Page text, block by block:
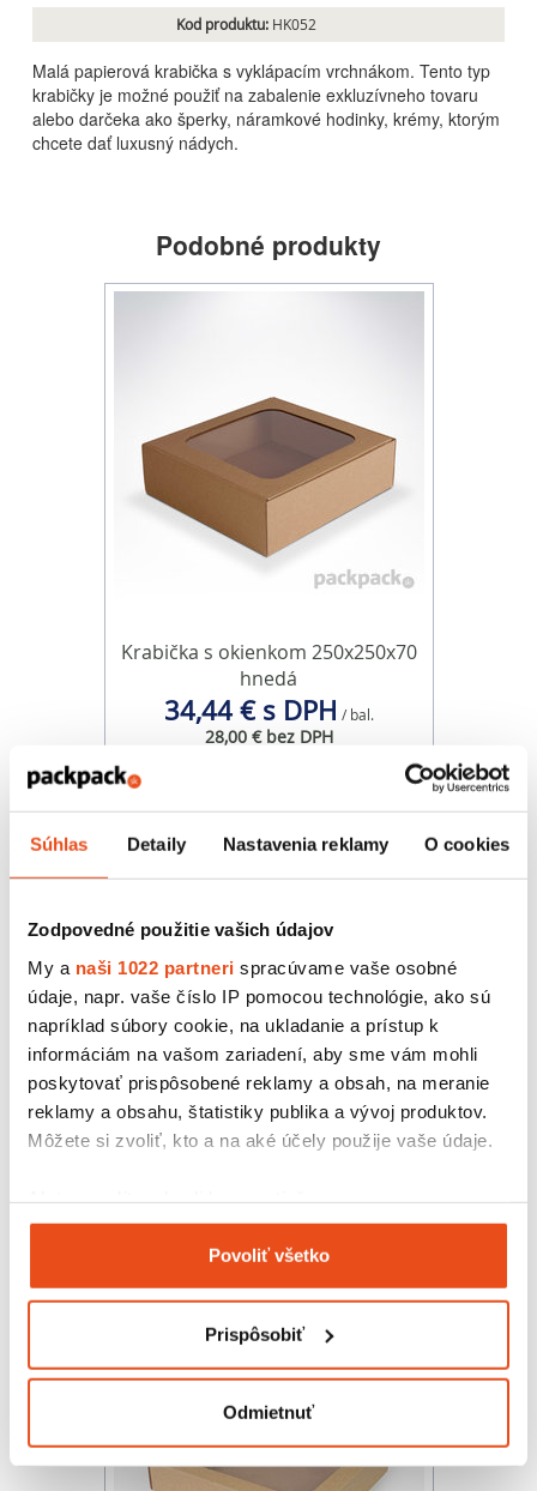
Súhlas Detaily Nastavenia reklamy O cookies
Zodpovedné použitie vašich údajov
My a naši 1022 partneri spracúvame vaše osobné
údaje, napr. vaše číslo IP pomocou technológie, ako sú
napríklad súbory cookie, na ukladanie a prístup k
informáciám na vašom zariadení, aby sme vám mohli
poskytovať prispôsobené reklamy a obsah, na meranie
reklamy a obsahu, štatistiky publika a vývoj produktov.
Môžete si zvoliť, kto a na aké účely použije vaše údaje.
Zhromažďovať informácie o vašej geografickej
polohe s presnosťou na niekoľko metrov
Identifikovať vaše zariadenie aktívnym
Viac informácií o tom, ako sa spracúvajú vaše osobné
údaje, nájdete v časti svašimi nastaveniami
o používaní súborov cookie.
Povoliť všetko
Prispôsobiť
Odmietnuť
Kod produktu: HK052
Malá papierová krabička s vyklápacím vrchnákom. Tento typ
krabičky je možné použiť na zabalenie exkluzívneho tovaru
alebo darčeka ako šperky, náramkové hodinky, krémy, ktorým
chcete dať luxusný nádych.
Podobné produkty
Krabička s okienkom 250x250x70
hnedá
34,44 € s DPH / bal.
28,00 € bez DPH
Krabička s okienkom 150x100x35